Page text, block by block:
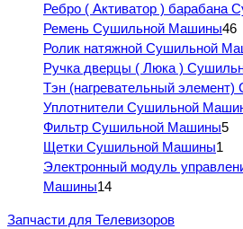
Ребро ( Активатор ) барабана
Ремень Сушильной Машины46
Ролик натяжной Сушильной
Ручка дверцы ( Люка )
Тэн (нагревательный
Уплотнители Сушильной
Фильтр Сушильной Машины5
Щетки Сушильной Машины1
Электронный модуль
Машины14
Запчасти для Телевизоров